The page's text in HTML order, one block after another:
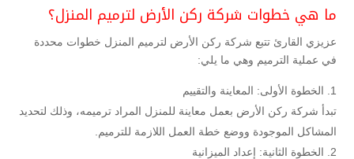
ما هي خطوات شركة ركن الأرض لترميم المنزل؟
عزيزي القارئ تتبع شركة ركن الأرض لترميم المنزل خطوات محددة
في عملية الترميم وهي ما يلي:
الخطوة الأولى: المعاينة والتقييم
تبدأ شركة ركن الأرض بعمل معاينة للمنزل المراد ترميمه، وذلك لتحديد
المشاكل الموجودة ووضع خطة العمل اللازمة للترميم.
الخطوة الثانية: إعداد الميزانية